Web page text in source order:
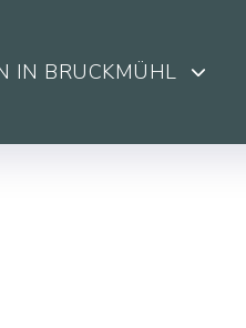
IN BRUCKMÜHL